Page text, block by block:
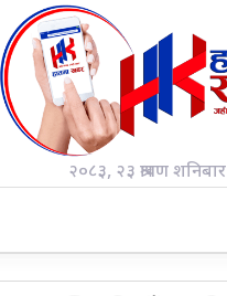
२०८३, २३ श्रावण शनिबार